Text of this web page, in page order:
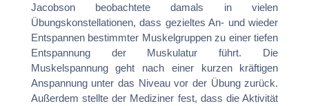
Jacobson beobachtete damals in vielen
Übungskonstellationen, dass gezieltes An- und wieder
Entspannen bestimmter Muskelgruppen zu einer tiefen
Entspannung der Muskulatur führt. Die
Muskelspannung geht nach einer kurzen kräftigen
Anspannung unter das Niveau vor der Übung zurück.
Außerdem stellte der Mediziner fest, dass die Aktivität